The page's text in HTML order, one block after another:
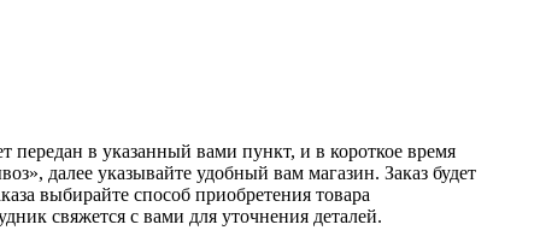
передан в указанный вами пункт, и в короткое время
далее указывайте удобный вам магазин. Заказ будет
выбирайте способ приобретения товара
свяжется с вами для уточнения деталей.